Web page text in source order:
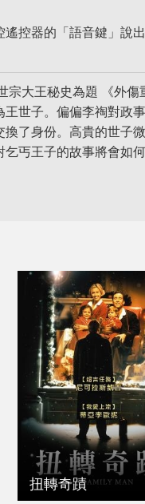
遙控器的「語音鍵」說
大王秘史為題 《外
世子。偏偏李祹對政
了身份。高貴的世子
丐王子的故事將會如
扭轉奇蹟